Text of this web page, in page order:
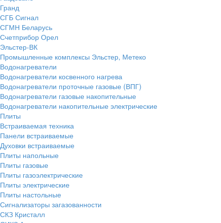
Гранд
СГБ Сигнал
СГМН Беларусь
Счетприбор Орел
Эльстер-ВК
Промышленные комплексы Эльстер, Метеко
Водонагреватели
Водонагреватели косвенного нагрева
Водонагреватели проточные газовые (ВПГ)
Водонагреватели газовые накопительные
Водонагреватели накопительные электрические
Плиты
Встраиваемая техника
Панели встраиваемые
Духовки встраиваемые
Плиты напольные
Плиты газовые
Плиты газоэлектрические
Плиты электрические
Плиты настольные
Сигнализаторы загазованности
СКЗ Кристалл